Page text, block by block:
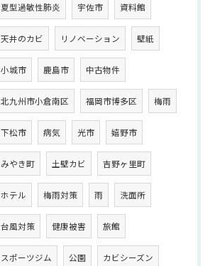
夏型過敏性肺炎 宇佐市 資料館
天井のカビ リノベーション 壁紙
小城市 鹿島市 中古物件
北九州市小倉南区 福岡市博多区 梅雨
下松市 病気 光市 嬉野市
みやき町 土壁カビ 吉野ヶ里町
ホテル 梅雨対策 雨 洗面所
台風対策 健康被害 旅館
スポーツジム 公園 カビシーズン